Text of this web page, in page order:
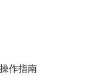
作指南